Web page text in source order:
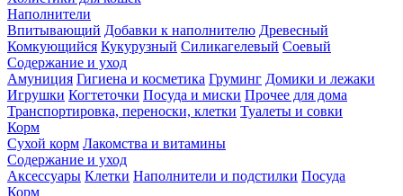
Наполнители
Впитывающий Добавки к наполнителю Древесный
Комкующийся Кукурузный Силикагелевый Соевый
Содержание и уход
Амуниция Гигиена и косметика Груминг Домики и лежаки
Игрушки Когтеточки Посуда и миски Прочее для дома
Транспортировка, переноски, клетки Туалеты и совки
Корм
Сухой корм Лакомства и витамины
Содержание и уход
Аксессуары Клетки Наполнители и подстилки Посуда
Корм